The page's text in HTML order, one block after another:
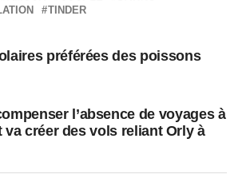
TINDER
préférées des poissons
l’absence de voyages à
va créer des vols reliant Orly à